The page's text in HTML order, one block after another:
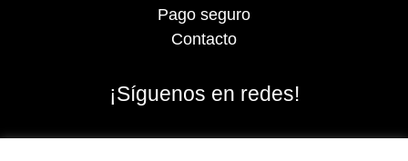
Pago seguro
Contacto
¡Síguenos en redes!